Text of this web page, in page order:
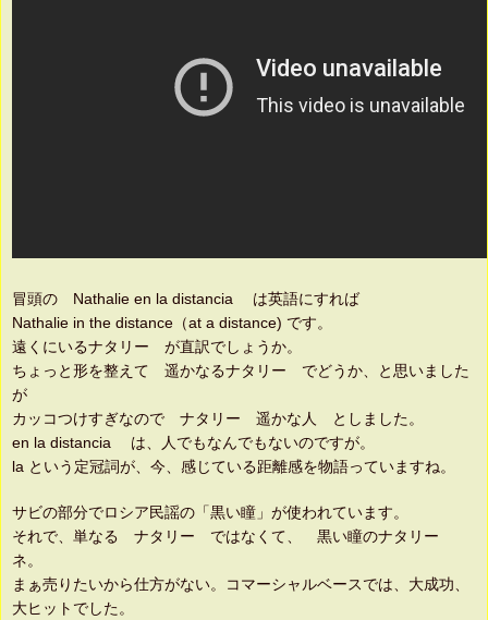
冒頭の Nathalie en la distancia は英語にすれば
Nathalie in the distance（at a distance) です。
遠くにいるナタリー が直訳でしょうか。
ちょっと形を整えて 遥かなるナタリー でどうか、と思いました
が
カッコつけすぎなので ナタリー 遥かな人 としました。
en la distancia は、人でもなんでもないのですが。
la という定冠詞が、今、感じている距離感を物語っていますね。
サビの部分でロシア民謡の「黒い瞳」が使われています。
それで、単なる ナタリー ではなくて、 黒い瞳のナタリー
ネ。
まぁ売りたいから仕方がない。コマーシャルベースでは、大成功、
大ヒットでした。